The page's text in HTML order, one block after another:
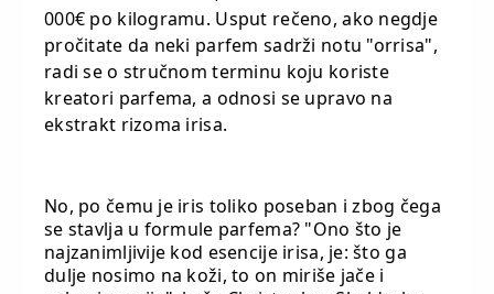
000€ po kilogramu. Usput rečeno, ako negdje
pročitate da neki parfem sadrži notu "orrisa",
radi se o stručnom terminu koju koriste
kreatori parfema, a odnosi se upravo na
ekstrakt rizoma irisa.
No, po čemu je iris toliko poseban i zbog čega
se stavlja u formule parfema? "Ono što je
najzanimljivije kod esencije irisa, je: što ga
dulje nosimo na koži, to on miriše jače i